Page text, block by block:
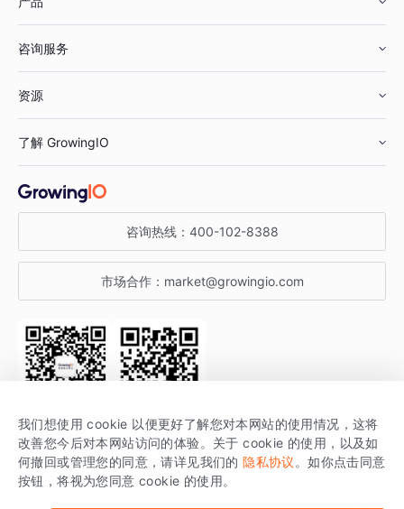
鞋服行业
汽车行业
金融行业
智能运营
获客分析
咨询服务
资源
增长公开课
增长博客
开发者文档
SDK 文档
场景指南
了解 GrowingIO
关于 GrowingIO
增长大会
行业活动
咨询热线： 400-102-8388
市场合作： market@growingio.com
关注公众号 获取更多干货
GrowingIO 是专注于数据智能分析与增长的品牌，核心平台为 GrowingIO
分析云。
我们想使用 cookie 以便更好了解您对本网站的使用情况，这将
改善您今后对本网站访问的体验。关于 cookie 的使用，以及如
何撤回或管理您的同意，请详见我们的 隐私协议 。如你点击同意
按钮，将视为您同意 cookie 的使用。